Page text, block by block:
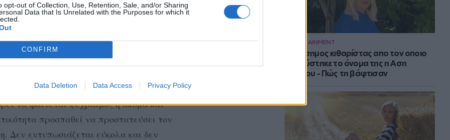
opt-out of Collection, Use, Retention, Sale, and/or Sharing
Data that Is Unrelated with the Purposes for which it
CONFIRM
Data Deletion Data Access Privacy Policy
ENTERTAINMENT
Ο διάσημος κιθαρίστας απο τον οποιο
εμπνεύστηκε το όνομα της η Αση
Μπήλιου - Πώς τη βάφτισαν
του να ερωτευτεί χωρίς «λογική».
λεπτομέρειες και σπάνια αφήνεται
να νιώσει ασφάλεια, σταθερότητα
πραγματικά.
να φαίνεται ψύχραιμος ή ακόμα και
προσπαθεί να προστατεύσει τον
Δεν εντυπωσιάζεται εύκολα και δεν